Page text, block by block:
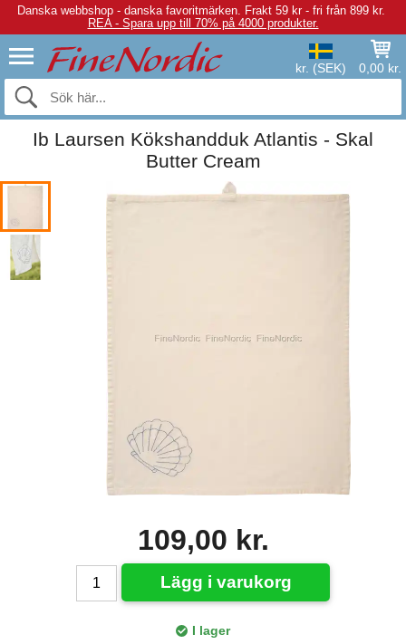
Danska webbshop - danska favoritmärken. Frakt 59 kr - fri från 899 kr.
REA - Spara upp till 70% på 4000 produkter.
kr. (SEK) 0,00 kr.
Ib Laursen Kökshandduk Atlantis - Skal
Butter Cream
109,00 kr.
Lägg i varukorg
I lager